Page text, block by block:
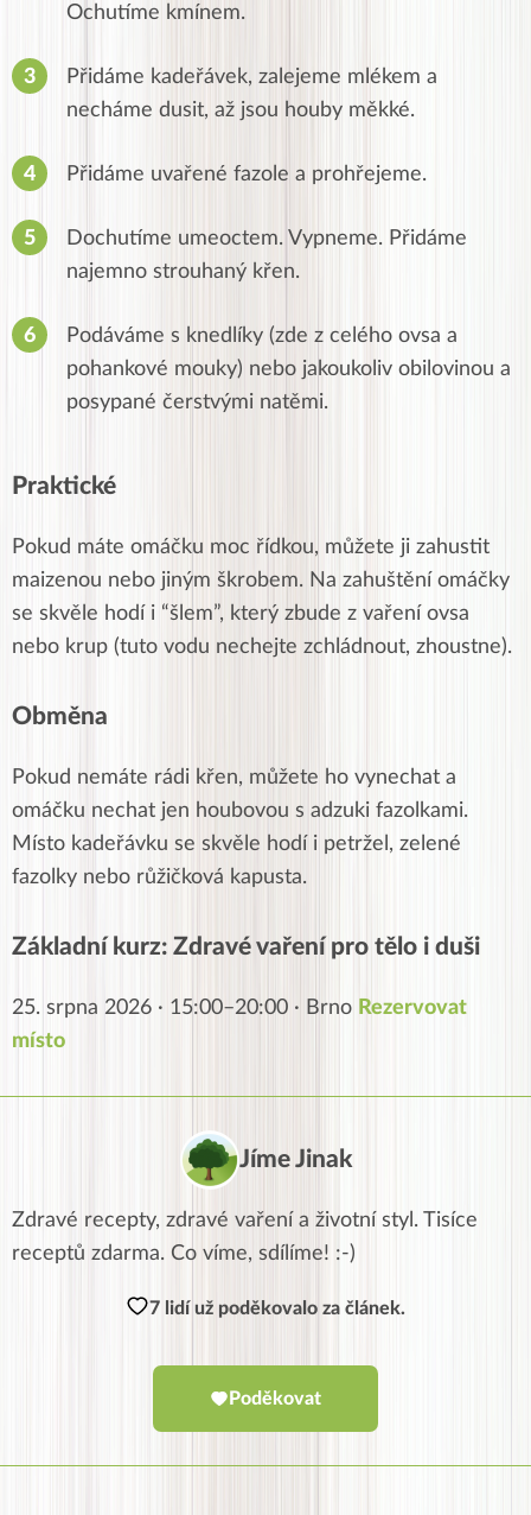
Ochutíme kmínem.
Přidáme kadeřávek, zalejeme mlékem a
necháme dusit, až jsou houby měkké.
Přidáme uvařené fazole a prohřejeme.
Dochutíme umeoctem. Vypneme. Přidáme
najemno strouhaný křen.
Podáváme s knedlíky (zde z celého ovsa a
pohankové mouky) nebo jakoukoliv obilovinou a
posypané čerstvými natěmi.
Praktické
Pokud máte omáčku moc řídkou, můžete ji zahustit
maizenou nebo jiným škrobem. Na zahuštění omáčky
se skvěle hodí i “šlem”, který zbude z vaření ovsa
nebo krup (tuto vodu nechejte zchládnout, zhoustne).
Obměna
Pokud nemáte rádi křen, můžete ho vynechat a
omáčku nechat jen houbovou s adzuki fazolkami.
Místo kadeřávku se skvěle hodí i petržel, zelené
fazolky nebo růžičková kapusta.
Základní kurz: Zdravé vaření pro tělo i duši
25. srpna 2026 · 15:00–20:00 · Brno Rezervovat
místo
Jíme Jinak
Zdravé recepty, zdravé vaření a životní styl. Tisíce
receptů zdarma. Co víme, sdílíme! :-)
7 lidí už poděkovalo za článek.
Poděkovat